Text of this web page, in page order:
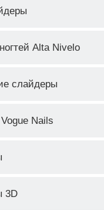
Alta Nivelo
слайдеры
Nails
3D